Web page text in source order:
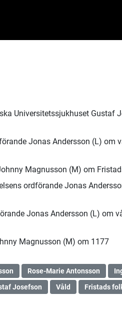
Universitetssjukhuset Gustaf
Jonas Andersson (L) om
Magnusson (M) om
ordförande Jonas
Jonas Andersson (L) om
Magnusson (M) om 1177
Rose-Marie Antonsson
Josefson Våld
Fristads